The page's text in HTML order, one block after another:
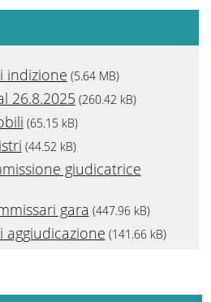
indizione (5.64 MB)
26.8.2025 (260.42 kB)
(65.15 kB)
(44.52 kB)
giudicatrice
gara (447.96 kB)
(141.66 kB)